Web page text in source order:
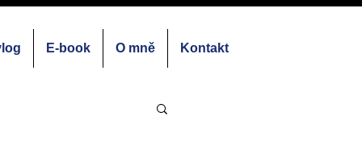
E-book O mně Kontakt